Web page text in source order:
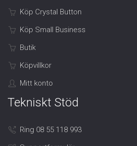
Köp Crystal Button
Köp Small Business
Butik
Köpvillkor
Mitt konto
Tekniskt Stöd
Ring 08 55 118 993